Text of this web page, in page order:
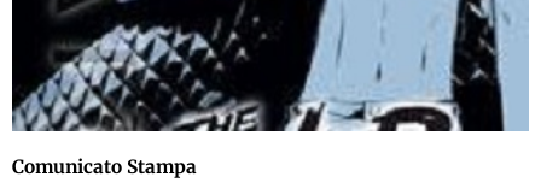
Comunicato Stampa